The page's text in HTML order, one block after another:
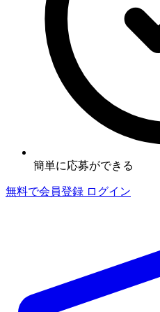
簡単に応募ができる
無料で会員登録 ログイン